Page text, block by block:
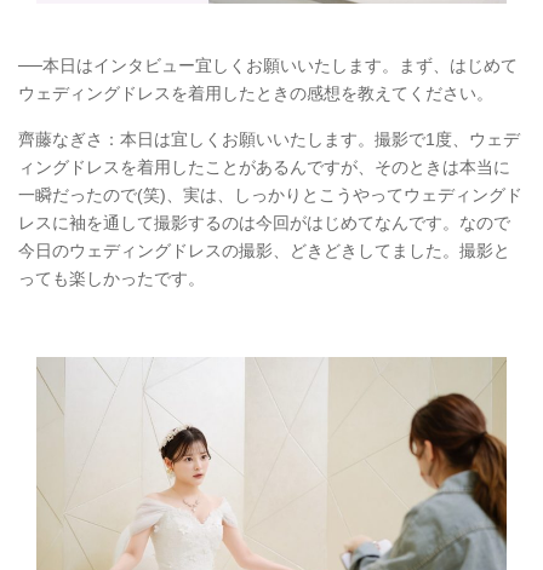
──本日はインタビュー宜しくお願いいたします。まず、はじめて
ウェディングドレスを着用したときの感想を教えてください。
齊藤なぎさ：本日は宜しくお願いいたします。撮影で1度、ウェデ
ィングドレスを着用したことがあるんですが、そのときは本当に
一瞬だったので(笑)、実は、しっかりとこうやってウェディングド
レスに袖を通して撮影するのは今回がはじめてなんです。なので
今日のウェディングドレスの撮影、どきどきしてました。撮影と
っても楽しかったです。